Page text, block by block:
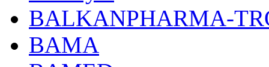
BALKANPHARMA-
BAMA